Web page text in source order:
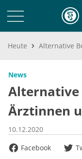
Heute Alternative
News
Ärztinnen
10.12.2020
Facebook